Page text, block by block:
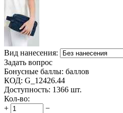
Вид нанесения:
Задать вопрос
Бонусные баллы: баллов
КОД: G_12426.44
Доступность: 1366 шт.
Кол-во:
+
−